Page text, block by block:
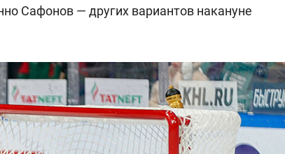
Сафонов — других вариантов накануне